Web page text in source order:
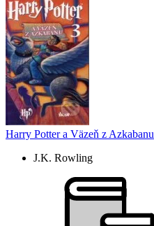
Harry Potter a Väzeň z Azkabanu
J.K. Rowling